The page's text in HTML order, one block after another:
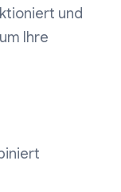
und
Ihre